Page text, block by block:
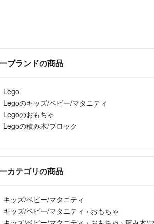
ブランドの商品
Lego
Legoのキッズ/ベビー/マタニティ
Legoのおもちゃ
Legoの積み木/ブロック
カテゴリの商品
キッズ/ベビー/マタニティ
キッズ/ベビー/マタニティ › おもちゃ